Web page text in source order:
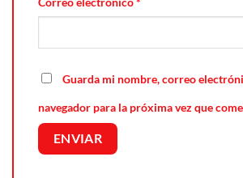
Guarda mi nombre, correo
navegador para la próxima vez que